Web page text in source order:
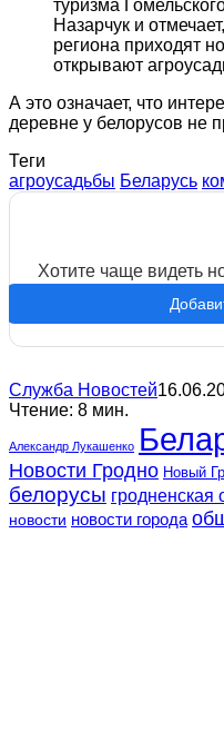
туризма
Назарчук и
региона приходят
открывают
А это означает, что
деревне у белорусов не
Теги
агроусадьбы Беларусь
Хотите чаще видеть
Служба Новостей
Чтение: 8 мин.
Александр Лукашенко
Новости Гродно Новый
белорусы гродненская
новости новости города